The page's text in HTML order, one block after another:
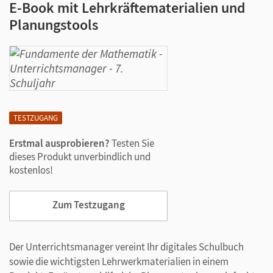
TESTZUGANG
Erstmal ausprobieren?Testen Sie
dieses Produkt unverbindlich und
kostenlos!
Zum Testzugang
E-Book mit Lehrkräftematerialien und
Planungstools
Der Unterrichtsmanager vereint Ihr digitales Schulbuch
sowie die wichtigsten Lehrwerkmaterialien in einem